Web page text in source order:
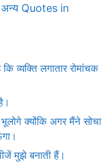
अन्य Quotes in
व्यक्ति लगातार रोमांचक
क्योंकि अगर मैंने सोचा
मुझे बनाती हैं।